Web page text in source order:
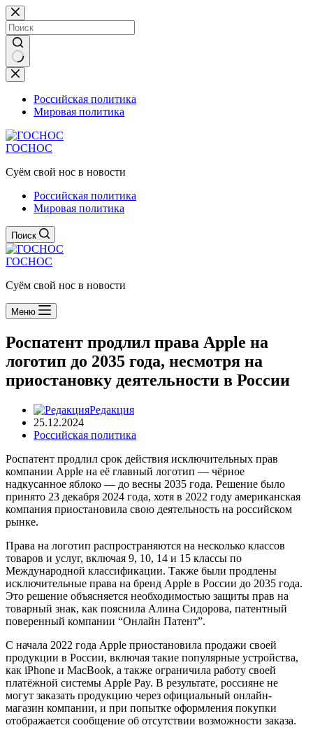
Перейти
к
сути
Ничего
не
найденоРоссийская политика
Мировая политика
ГОСНОС
Суём свой нос в новости
Российская политика
Мировая политика
Поиск
ГОСНОС
Суём свой нос в новости
Меню
Роспатент продлил права Apple на
логотип до 2035 года, несмотря на
приостановку деятельности в России
Редакция
25.12.2024
Российская политика
Роспатент продлил срок действия исключительных прав
компании Apple на её главный логотип — чёрное
надкусанное яблоко — до весны 2035 года. Решение было
принято 23 декабря 2024 года, хотя в 2022 году американская
компания приостановила свою деятельность на российском
рынке.
Права на логотип распространяются на несколько классов
товаров и услуг, включая 9, 10, 14 и 15 классы по
Международной классификации. Также были продлены
исключительные права на бренд Apple в России до 2035 года.
Это решение объясняется необходимостью защиты прав на
товарный знак, как пояснила Алина Сидорова, патентный
поверенный компании “Онлайн Патент”.
С начала 2022 года Apple приостановила продажи своей
продукции в России, включая такие популярные устройства,
как iPhone и MacBook, а также ограничила работу своей
платёжной системы Apple Pay. В результате, россияне не
могут заказать продукцию через официальный онлайн-
магазин компании, и при попытке оформления покупки
отображается сообщение об отсутствии возможности заказа.